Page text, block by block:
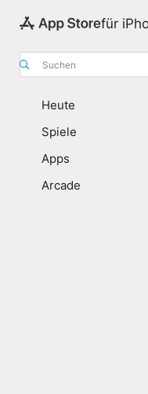
für
Suchen
Heute
Spiele
Apps
Arcade